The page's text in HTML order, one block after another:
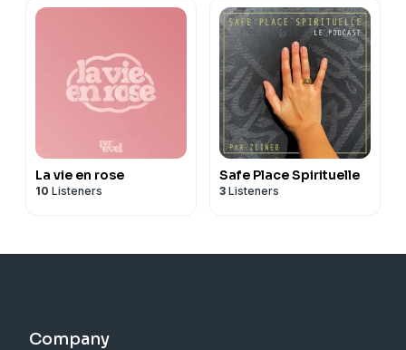
La vie en rose
10 Listeners
Safe Place Spirituelle
3 Listeners
Company